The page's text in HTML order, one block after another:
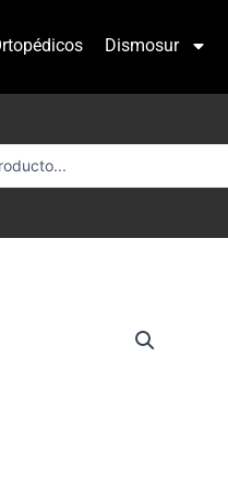
Dismosur